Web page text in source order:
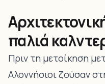
παλιά
Πριν τη μετοίκηση
Αλοννήσιοι ζούσαν